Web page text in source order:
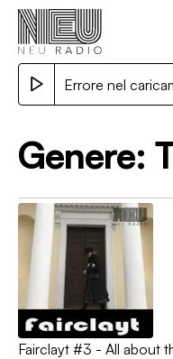
Errore nel
Genere:
Fairclayt #3 - All about